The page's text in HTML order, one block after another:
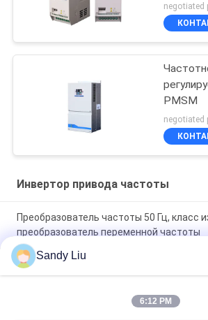
negotiated
PMSM
negotiated
Инвертор привода частоты
Преобразователь частоты 50 Гц, класс
преобразователь переменной частоты
Преобразователь частоты переменного
PMSM, защита от перегрузки по
Sandy Liu
6:12 PM